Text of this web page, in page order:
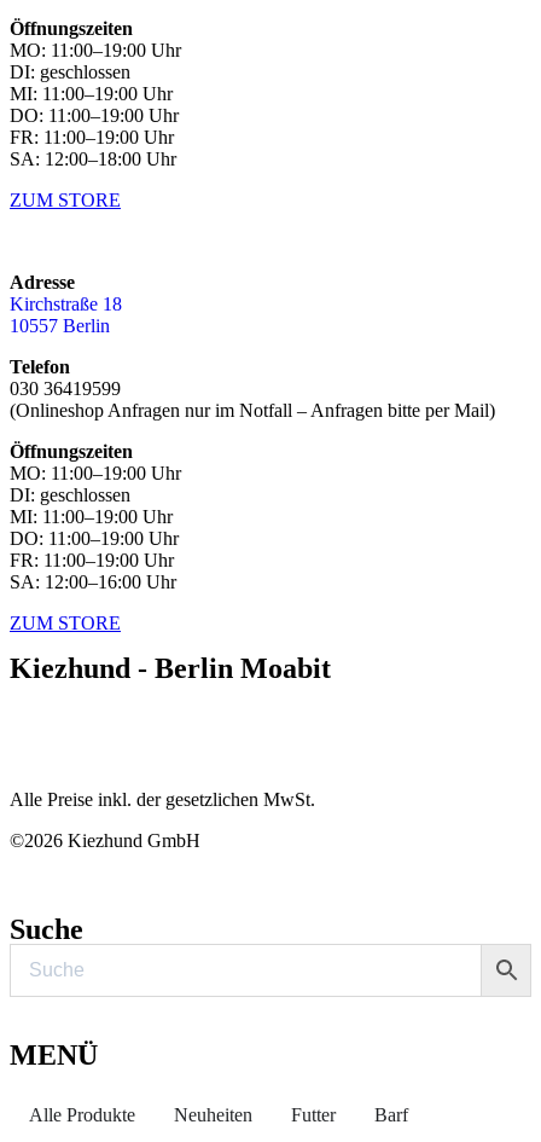
Öffnungszeiten
MO: 11:00–19:00 Uhr
DI: geschlossen
MI: 11:00–19:00 Uhr
DO: 11:00–19:00 Uhr
FR: 11:00–19:00 Uhr
SA: 12:00–18:00 Uhr
ZUM STORE
Adresse
Kirchstraße 18
10557 Berlin
Telefon
030 36419599
(Onlineshop Anfragen nur im Notfall – Anfragen bitte per Mail)
Öffnungszeiten
MO: 11:00–19:00 Uhr
DI: geschlossen
MI: 11:00–19:00 Uhr
DO: 11:00–19:00 Uhr
FR: 11:00–19:00 Uhr
SA: 12:00–16:00 Uhr
ZUM STORE
Kiezhund - Berlin Moabit
Alle Preise inkl. der gesetzlichen MwSt.
©2026 Kiezhund GmbH
Suche
MENÜ
Alle Produkte Neuheiten Futter Barf